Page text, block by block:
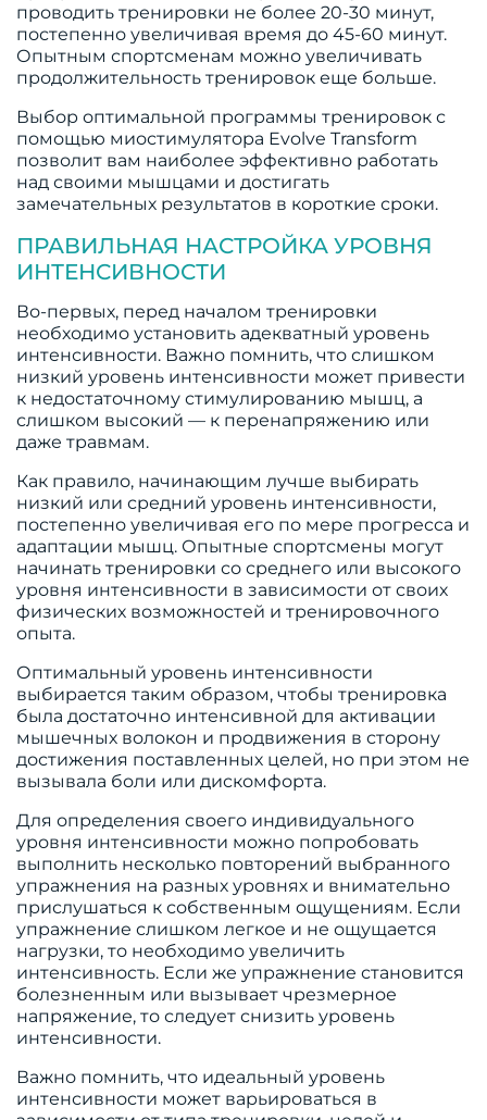
проводить тренировки не более 20-30 минут,
постепенно увеличивая время до 45-60 минут.
Опытным спортсменам можно увеличивать
продолжительность тренировок еще больше.
Выбор оптимальной программы тренировок с
помощью миостимулятора Evolve Transform
позволит вам наиболее эффективно работать
над своими мышцами и достигать
замечательных результатов в короткие сроки.
ПРАВИЛЬНАЯ НАСТРОЙКА УРОВНЯ
ИНТЕНСИВНОСТИ
Во-первых, перед началом тренировки
необходимо установить адекватный уровень
интенсивности. Важно помнить, что слишком
низкий уровень интенсивности может привести
к недостаточному стимулированию мышц, а
слишком высокий — к перенапряжению или
даже травмам.
Как правило, начинающим лучше выбирать
низкий или средний уровень интенсивности,
постепенно увеличивая его по мере прогресса и
адаптации мышц. Опытные спортсмены могут
начинать тренировки со среднего или высокого
уровня интенсивности в зависимости от своих
физических возможностей и тренировочного
опыта.
Оптимальный уровень интенсивности
выбирается таким образом, чтобы тренировка
была достаточно интенсивной для активации
мышечных волокон и продвижения в сторону
достижения поставленных целей, но при этом не
вызывала боли или дискомфорта.
Для определения своего индивидуального
уровня интенсивности можно попробовать
выполнить несколько повторений выбранного
упражнения на разных уровнях и внимательно
прислушаться к собственным ощущениям. Если
упражнение слишком легкое и не ощущается
нагрузки, то необходимо увеличить
интенсивность. Если же упражнение становится
болезненным или вызывает чрезмерное
напряжение, то следует снизить уровень
интенсивности.
Важно помнить, что идеальный уровень
интенсивности может варьироваться в